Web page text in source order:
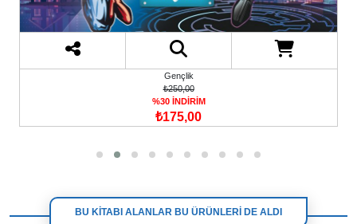
Gençlik
₺250,00
%30 İNDİRİM
₺175,00
BU KİTABI ALANLAR BU ÜRÜNLERİ DE ALDI